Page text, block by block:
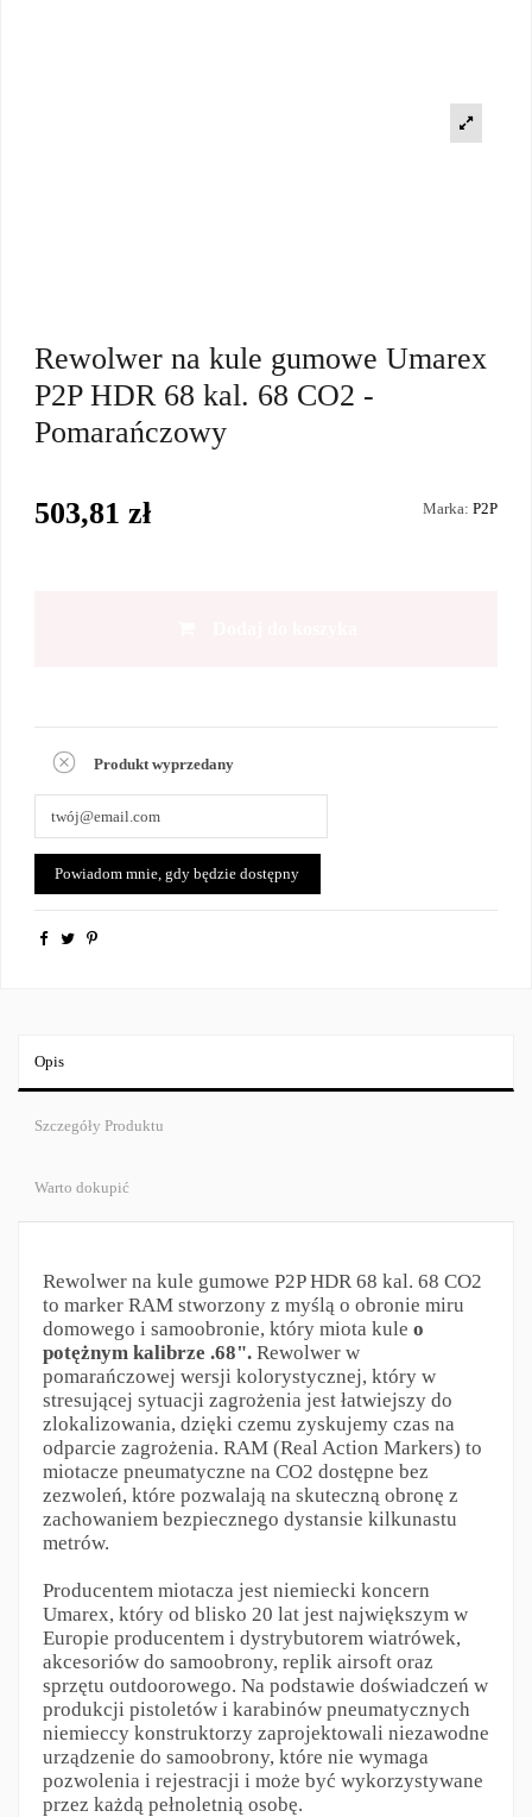
Rewolwer na kule gumowe Umarex
P2P HDR 68 kal. 68 CO2 -
Pomarańczowy
Marka: P2P
503,81 zł
Produkt wyprzedany
Opis
Szczegóły Produktu
Warto dokupić
Rewolwer na kule gumowe P2P HDR 68 kal. 68 CO2
to marker RAM stworzony z myślą o obronie miru
domowego i samoobronie, który miota kule o
potężnym kalibrze .68".Rewolwer w
pomarańczowej wersji kolorystycznej, który w
stresującej sytuacji zagrożenia jest łatwiejszy do
zlokalizowania, dzięki czemu zyskujemy czas na
odparcie zagrożenia. RAM (Real Action Markers) to
miotacze pneumatyczne na CO2 dostępne bez
zezwoleń, które pozwalają na skuteczną obronę z
zachowaniem bezpiecznego dystansie kilkunastu
metrów.
Producentem miotacza jest niemiecki koncern
Umarex, który od blisko 20 lat jest największym w
Europie producentem i dystrybutorem wiatrówek,
akcesoriów do samoobrony, replik airsoft oraz
sprzętu outdoorowego. Na podstawie doświadczeń w
produkcji pistoletów i karabinów pneumatycznych
niemieccy konstruktorzy zaprojektowali niezawodne
urządzenie do samoobrony, które nie wymaga
pozwolenia i rejestracji i może być wykorzystywane
przez każdą pełnoletnią osobę.